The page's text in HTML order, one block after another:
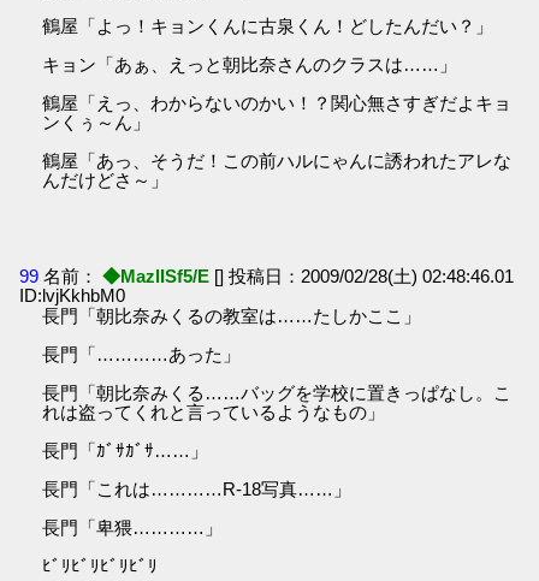
鶴屋「よっ！キョンくんに古泉くん！どしたんだい？」
キョン「あぁ、えっと朝比奈さんのクラスは……」
鶴屋「えっ、わからないのかい！？関心無さすぎだよキョ
ンくぅ～ん」
鶴屋「あっ、そうだ！この前ハルにゃんに誘われたアレな
んだけどさ～」
99 名前： ◆MazlISf5/E [] 投稿日：2009/02/28(土) 02:48:46.01
ID:lvjKkhbM0
長門「朝比奈みくるの教室は……たしかここ」
長門「…………あった」
長門「朝比奈みくる……バッグを学校に置きっぱなし。こ
れは盗ってくれと言っているようなもの」
長門「ｶﾞｻｶﾞｻ……」
長門「これは…………R-18写真……」
長門「卑猥…………」
ﾋﾞﾘﾋﾞﾘﾋﾞﾘﾋﾞﾘ